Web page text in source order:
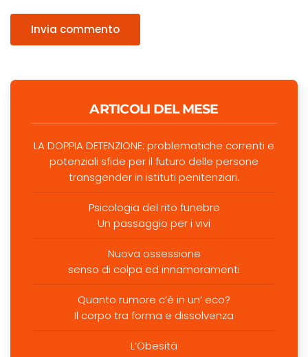
Invia commento
ARTICOLI DEL MESE
LA DOPPIA DETENZIONE: problematiche correnti e
potenziali sfide per il futuro delle persone
transgender in istituti penitenziari.
Psicologia del rito funebre
Un passaggio per i vivi
Nuova ossessione
senso di colpa ed innamoramenti
Quanto rumore c’è in un’ eco?
Il corpo tra forma e dissolvenza
L’Obesità